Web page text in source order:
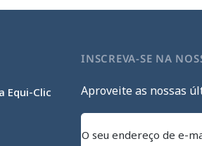
Equi-Clic
INSCREVA-SE NA
Aproveite as nossas